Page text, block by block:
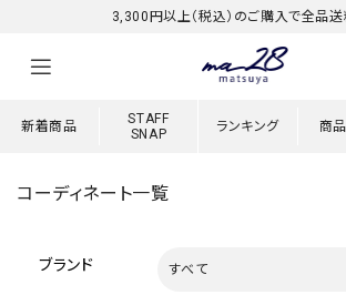
3,300円以上（税込）のご購入で全品
新着商品
STAFF
SNAP
ランキング 商
コーディネート一覧
ブランド すべて